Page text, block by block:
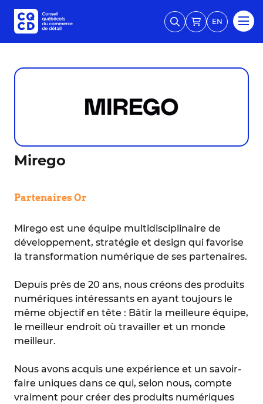
EN
Mirego
Partenaires Or
Mirego est une équipe multidisciplinaire de
développement, stratégie et design qui favorise
la transformation numérique de ses partenaires.
Depuis près de 20 ans, nous créons des produits
numériques intéressants en ayant toujours le
même objectif en tête : Bâtir la meilleure équipe,
le meilleur endroit où travailler et un monde
meilleur.
Nous avons acquis une expérience et un savoir-
faire uniques dans ce qui, selon nous, compte
vraiment pour créer des produits numériques